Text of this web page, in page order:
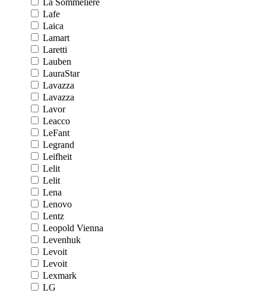
La Sommeliere
Lafe
Laica
Lamart
Laretti
Lauben
LauraStar
Lavazza
Lavazza
Lavor
Leacco
LeFant
Legrand
Leifheit
Lelit
Lelit
Lena
Lenovo
Lentz
Leopold Vienna
Levenhuk
Levoit
Levoit
Lexmark
LG